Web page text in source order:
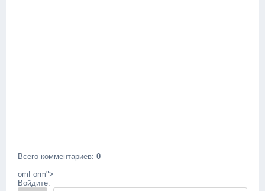
Всего комментариев: 0
omForm">
Войдите: